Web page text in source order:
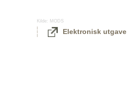
Kilde: MODS
Elektronisk utgave